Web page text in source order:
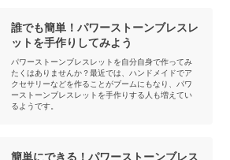
誰でも簡単！パワーストーンブレスレ
ットを手作りしてみよう
パワーストーンブレスレットを自分自身で作ってみ
たくはありませんか？最近では、ハンドメイドでア
クセサリーなどを作ることがブームにもなり、パワ
ーストーンブレスレットを手作りする人も増えてい
るようです。
簡単にできる！パワーストーンブレス